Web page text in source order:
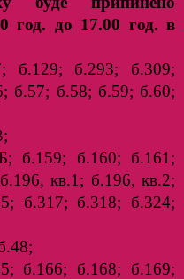
год. до 17.00 год. в
б.129; б.293; б.309;
б.57; б.58; б.59; б.60;
б.159; б.160; б.161;
кв.1; б.196, кв.2;
б.317; б.318; б.324;
б.166; б.168; б.169;